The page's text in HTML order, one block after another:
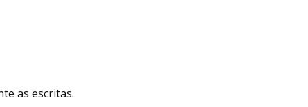
as escritas.